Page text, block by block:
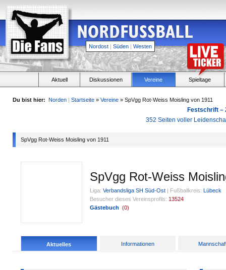
Nordost | Süden | Westen
Aktuell Diskussionen Vereine Spieltage
Du bist hier: Norden | Startseite » Vereine » SpVgg Rot-Weiss Moisling von 1911
Festschrift –
352 Seiten voller
SpVgg Rot-Weiss Moisling von 1911
SpVgg Rot-Weiss
Liga: Verbandsliga SH Süd-Ost | Fußballkreis: Lübeck
Besucher dieses Vereinsprofils: 13524
Gästebuch (0)
Aktuelles Informationen